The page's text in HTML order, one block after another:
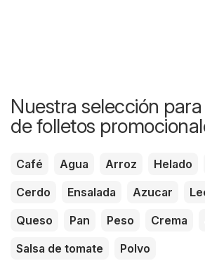
Nuestra selección
de folletos
Café Agua Arroz Helado
Cerdo
Ensalada Azucar
Queso
Pan Peso Crema
Salsa de tomate
Polvo